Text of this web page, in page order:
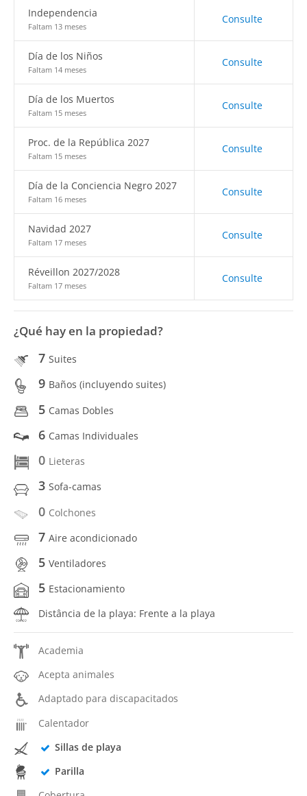
Independencia
Faltam 13 meses
Consulte
Día de los Niños
Faltam 14 meses
Consulte
Día de los Muertos
Faltam 15 meses
Consulte
Proc. de la República 2027
Faltam 15 meses
Consulte
Día de la Conciencia Negro 2027
Faltam 16 meses
Consulte
Navidad 2027
Faltam 17 meses
Consulte
Réveillon 2027/2028
Faltam 17 meses
Consulte
¿Qué hay en la propiedad?
7 Suites
9 Baños (incluyendo suites)
5 Camas Dobles
6 Camas Individuales
0 Lieteras
3 Sofa-camas
0 Colchones
7 Aire acondicionado
5 Ventiladores
5 Estacionamiento
Distância de la playa: Frente a la playa
Academia
Acepta animales
Adaptado para discapacitados
Calentador
Sillas de playa
Parilla